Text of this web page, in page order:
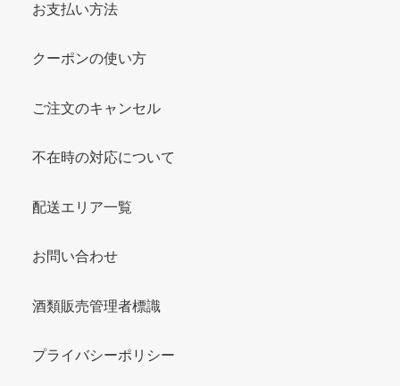
お支払い方法
クーポンの使い方
ご注文のキャンセル
不在時の対応について
配送エリア一覧
お問い合わせ
酒類販売管理者標識
プライバシーポリシー